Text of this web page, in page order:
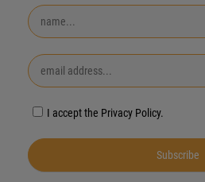
I accept the Privacy Policy.